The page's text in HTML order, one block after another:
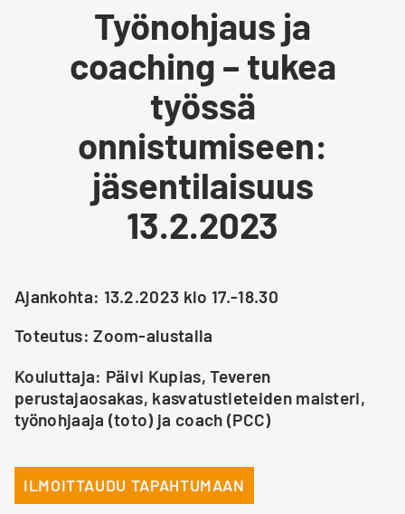
Työnohjaus ja
coaching – tukea
työssä
onnistumiseen:
jäsentilaisuus
13.2.2023
Ajankohta: 13.2.2023 klo 17.-18.30
Toteutus: Zoom-alustalla
Kouluttaja: Päivi Kupias, Teveren
perustajaosakas, kasvatustieteiden maisteri,
työnohjaaja (toto) ja coach (PCC)
ILMOITTAUDU TAPAHTUMAAN